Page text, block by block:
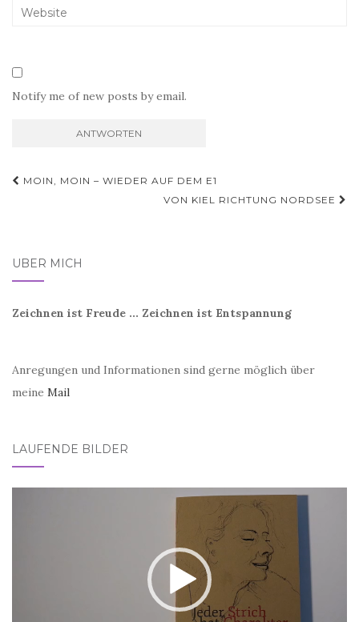
Notify me of new posts by email.
Beitragsnavigation
MOIN, MOIN – WIEDER AUF DEM E1
VON KIEL RICHTUNG NORDSEE
ÜBER MICH
Zeichnen ist Freude ... Zeichnen ist Entspannung
Anregungen und Informationen sind gerne möglich über
meine Mail
LAUFENDE BILDER